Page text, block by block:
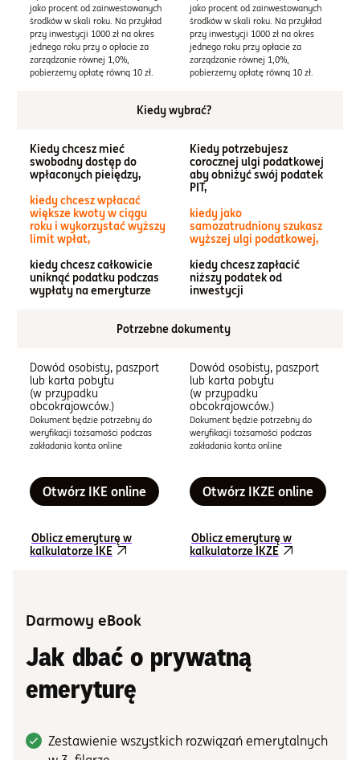
jako procent od zainwestowanych
środków w skali roku. Na przykład
przy inwestycji 1000 zł na okres
jednego roku przy o opłacie za
zarządzanie równej 1,0%,
pobierzemy opłatę równą 10 zł.
jako procent od zainwestowanych
środków w skali roku. Na przykład
przy inwestycji 1000 zł na okres
jednego roku przy opłacie za
zarządzanie równej 1,0%,
pobierzemy opłatę równą 10 zł.
Kiedy wybrać?
Kiedy chcesz mieć
swobodny dostęp do
wpłaconych pieiędzy,
kiedy chcesz wpłacać
większe kwoty w ciągu
roku i wykorzystać wyższy
limit wpłat,
kiedy chcesz całkowicie
uniknąć podatku podczas
wypłaty na emeryturze
Kiedy potrzebujesz
corocznej ulgi podatkowej
aby obniżyć swój podatek
PIT,
kiedy jako
samozatrudniony szukasz
wyższej ulgi podatkowej,
kiedy chcesz zapłacić
niższy podatek od
inwestycji
Potrzebne dokumenty
Dowód osobisty, paszport
lub karta pobytu
(w przypadku
obcokrajowców.)
Dokument będzie potrzebny do
weryfikacji tożsamości podczas
zakładania konta online
Dowód osobisty, paszport
lub karta pobytu
(w przypadku
obcokrajowców.)
Dokument będzie potrzebny do
weryfikacji tożsamości podczas
zakładania konta online
Otwórz IKE online Otwórz IKZE online
Oblicz emeryturę w
kalkulatorze IKE
Oblicz emeryturę w
kalkulatorze IKZE
Darmowy eBook
Jak dbać o prywatną
emeryturę
Zestawienie wszystkich rozwiązań emerytalnych